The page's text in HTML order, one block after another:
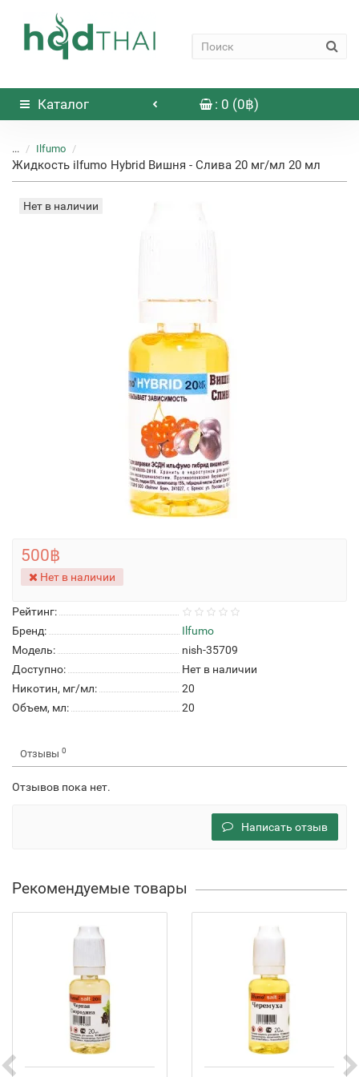
Каталог : 0 (0฿)
... Ilfumo
Жидкость ilfumo Hybrid Вишня - Слива 20 мг/мл 20 мл
Нет в наличии
Рейтинг:
Бренд:
Ilfumo
Модель:
nish-35709
Доступно:
Нет в наличии
Никотин, мг/мл:
20
Объем, мл:
20
500฿
Нет в наличии
Отзывы 0
Отзывов пока нет.
Написать отзыв
Рекомендуемые товары